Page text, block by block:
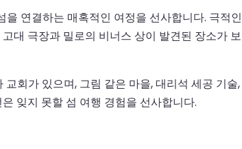
연결하는 매혹적인 여정을 선사합니다. 극적
대 극장과 밀로의 비너스 상이 발견된 장소가
회가 있으며, 그림 같은 마을, 대리석 세공 기
잊지 못할 섬 여행 경험을 선사합니다.